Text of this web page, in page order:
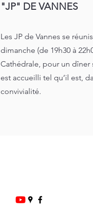
"JP" DE VANNES
Les JP de Vannes se
dimanche (de 19h30 à
Cathédrale, pour un dîner
est accueilli tel qu’il est,
convivialité.